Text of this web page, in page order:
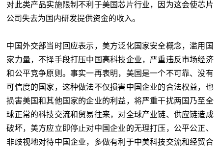
对此类产品实施限制不利于美国芯片行业，因为这会使芯片
公司失去为国内研发提供资金的收入。
中国外交部当时回应表示，美方泛化国家安全概念，滥用国
家力量，不择手段打压中国高科技企业，严重违反市场经济
和公平竞争原则。事实一再表明，美国是一个不可靠、没有
可信度的国家，这种做法不仅损害中国企业的合法权益，也
损害美国和其他国家的企业的利益，将严重干扰两国乃至全
球正常的科技交流和贸易往来，对全球产业链、供应链造成
破坏，美方应立即停止对中国企业的无理打压，公平公正、
非歧视地对待中国企业，多做有利于中美科技交流和经贸合